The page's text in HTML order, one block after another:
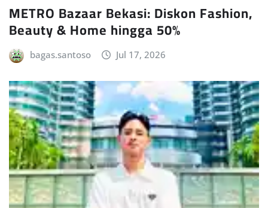
METRO Bazaar Bekasi: Diskon Fashion,
Beauty & Home hingga 50%
bagas.santoso Jul 17, 2026